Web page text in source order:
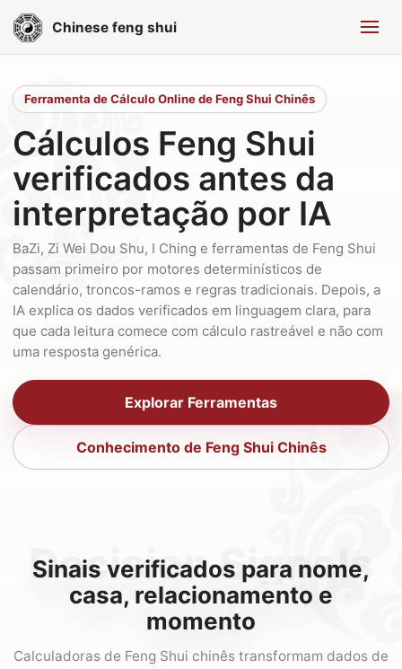
Chinese feng shui
Ferramenta de Cálculo Online de Feng Shui Chinês
Cálculos Feng Shui
verificados antes da
interpretação por IA
BaZi, Zi Wei Dou Shu, I Ching e ferramentas de Feng Shui
passam primeiro por motores determinísticos de
calendário, troncos-ramos e regras tradicionais. Depois, a
IA explica os dados verificados em linguagem clara, para
que cada leitura comece com cálculo rastreável e não com
uma resposta genérica.
Explorar Ferramentas
Conhecimento de Feng Shui Chinês
Decision Signals
Sinais verificados para nome,
casa, relacionamento e
momento
Calculadoras de Feng Shui chinês transformam dados de